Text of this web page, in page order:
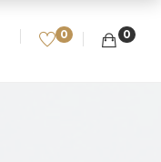
0 0